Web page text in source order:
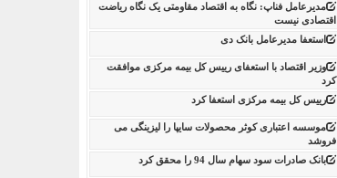
مدیرعامل فناپ: نگاه به اقتصاد مقاومتی یک نگاه ریاضت
اقتصادی نیست
استعفا مدیرعامل بانک دی
وزیر اقتصاد با استعفای رییس کل بیمه مرکزی موافقت
کرد
رییس کل بیمه مرکزی استعفا کرد
موسسه اعتباری کوثر محصولات سایپا را لیزینگی می
فروشد
بانک صادرات سود سهام سال 94 را محقق کرد